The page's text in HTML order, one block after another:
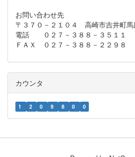
お問い合わせ先
〒３７０－２１０４ 高崎市吉井町馬
電話 ０２７－３８８－３５１１
ＦＡＸ ０２７－３８８－２２９８
カウンタ
1 2 0 9 8 0 0